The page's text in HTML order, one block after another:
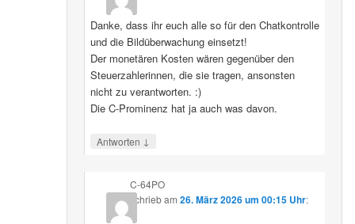
Danke, dass ihr euch alle so für den Chatkontrolle
und die Bildüberwachung einsetzt!
Der monetären Kosten wären gegenüber den
Steuerzahlerinnen, die sie tragen, ansonsten
nicht zu verantworten. :)
Die C-Prominenz hat ja auch was davon.
Antworten ↓
C-64PO
schriebam 26. März 2026 um 00:15 Uhr: